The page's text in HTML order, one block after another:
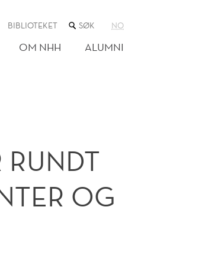
BIBLIOTEKET SØK
NETTSTEDET
NO
OM NHH ALUMNI
RUNDT
OG